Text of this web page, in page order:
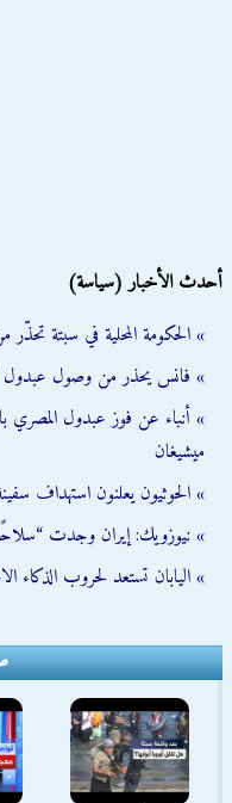
أحدث الأخبار (سياسة)
» الحكومة المحلية في سبتة
» فانس يحذر من وصول عبدول
» أنباء عن فوز عبدول المصري
ميشيغان
» الحوثيون يعلنون استهداف
» نيوزويك: إيران وجدت “سلاحًا
» اليابان تستعد لحروب الذكاء